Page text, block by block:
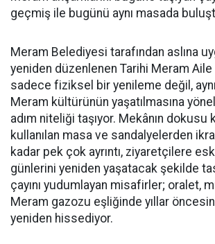
geçmiş ile bugünü aynı masada
Meram Belediyesi tarafından aslına
yeniden düzenlenen Tarihi Meram Aile
sadece fiziksel bir yenileme değil,
Meram kültürünün yaşatılmasına
adım niteliği taşıyor. Mekânın dokusu
kullanılan masa ve sandalyelerden
kadar pek çok ayrıntı, ziyaretçilere
günlerini yeniden yaşatacak şekilde
çayını yudumlayan misafirler; oralet,
Meram gazozu eşliğinde yıllar
yeniden hissediyor.